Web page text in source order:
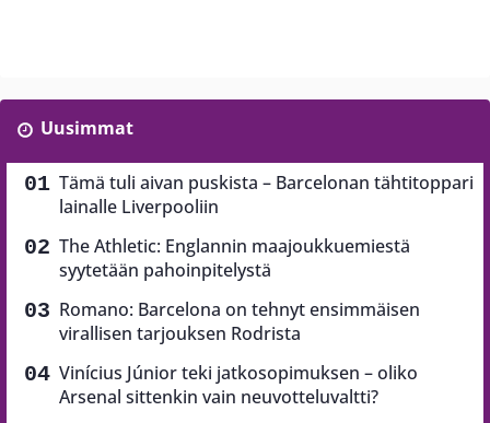
Uusimmat
Tämä tuli aivan puskista – Barcelonan tähtitoppari
lainalle Liverpooliin
The Athletic: Englannin maajoukkuemiestä
syytetään pahoinpitelystä
Romano: Barcelona on tehnyt ensimmäisen
virallisen tarjouksen Rodrista
Vinícius Júnior teki jatkosopimuksen – oliko
Arsenal sittenkin vain neuvotteluvaltti?